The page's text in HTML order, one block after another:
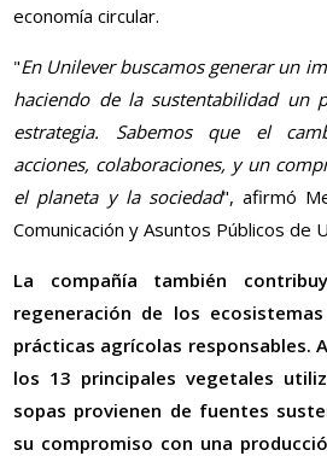
economía circular.
"En Unilever buscamos generar un
haciendo de la sustentabilidad un
estrategia. Sabemos que el
acciones, colaboraciones, y un
el planeta y la sociedad", afirmó
Comunicación y Asuntos Públicos de
La compañía también
regeneración de los
prácticas agrícolas responsables.
los 13 principales vegetales
sopas provienen de fuentes
su compromiso con una